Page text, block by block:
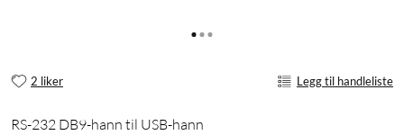
2 liker Legg til handleliste
RS-232 DB9-hann til USB-hann